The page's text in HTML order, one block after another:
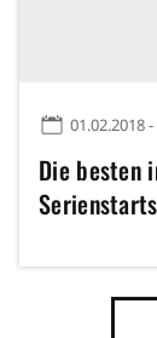
01.02.2018
Die besten